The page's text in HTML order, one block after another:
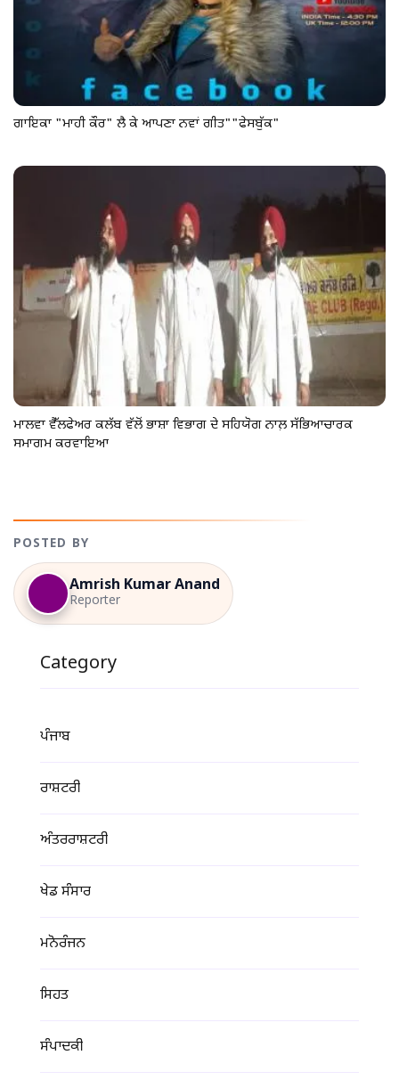
ਗਾਇਕਾ "ਮਾਹੀ ਕੌਰ" ਲੈ ਕੇ ਆਪਣਾ ਨਵਾਂ ਗੀਤ""ਫੇਸਬੁੱਕ"
ਮਾਲਵਾ ਵੈੱਲਫੇਅਰ ਕਲੱਬ ਵੱਲੋਂ ਭਾਸ਼ਾ ਵਿਭਾਗ ਦੇ ਸਹਿਯੋਗ ਨਾਲ਼ ਸੱਭਿਆਚਾਰਕ
ਸਮਾਗਮ ਕਰਵਾਇਆ
POSTED BY
Amrish Kumar Anand
Reporter
Category
ਪੰਜਾਬ
ਰਾਸ਼ਟਰੀ
ਅੰਤਰਰਾਸ਼ਟਰੀ
ਖੇਡ ਸੰਸਾਰ
ਮਨੋਰੰਜਨ
ਸਿਹਤ
ਸੰਪਾਦਕੀ